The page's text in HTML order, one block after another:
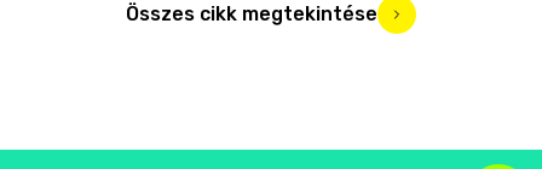
Összes cikk megtekintése